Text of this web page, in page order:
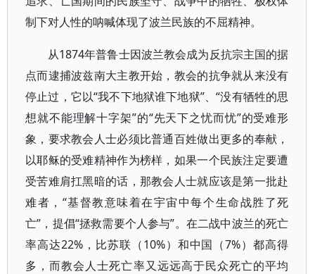
制下对人性的呐喊体现了波兰民族的不屈精神。
从1874年普鲁士因波兰教会成为反抗宗主国的据
点而逮捕波兹南大主教开始，教会的抗争就从来没有
停止过，它以“我不下地狱谁下地狱”、“没有牺牲的思
想就不能理解十字架”的“先天下之忧而忧”的受难形
象，要求教会人士必须比普通百姓做出更多的奉献，
以耶稣的受难精神作为榜样，如果一个民族注定要遭
受苦难肩扛黑暗的话，那教会人士就应该是第一批赴
难者，“基督教意味着在宇宙中每个生命战胜了死
亡”，提倡“拯救需要个人参与”。在二战中波兰的死亡
率高达22%，比苏联（10%）和中国（7%）都高得
多，而教会人士死亡率又远远高于民众死亡的平均